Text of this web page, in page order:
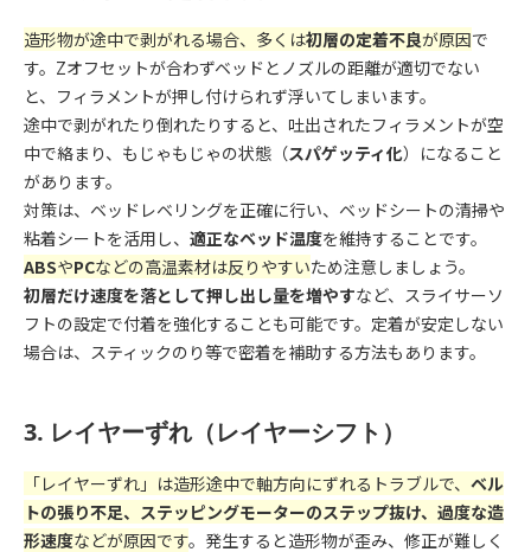
造形物が途中で剥がれる場合、多くは初層の定着不良が原因で
す。Zオフセットが合わずベッドとノズルの距離が適切でない
と、フィラメントが押し付けられず浮いてしまいます。
途中で剥がれたり倒れたりすると、吐出されたフィラメントが空
中で絡まり、もじゃもじゃの状態（スパゲッティ化）になること
があります。
対策は、ベッドレベリングを正確に行い、ベッドシートの清掃や
粘着シートを活用し、 適正なベッド温度を維持することです。
ABSやPCなどの高温素材は反りやすいため注意しましょう。
初層だけ速度を落として押し出し量を増やすなど、スライサーソ
フトの設定で付着を強化することも可能です。定着が安定しない
場合は、スティックのり等で密着を補助する方法もあります。
3. レイヤーずれ（レイヤーシフト）
「レイヤーずれ」は造形途中で軸方向にずれるトラブルで、 ベル
トの張り不足、ステッピングモーターのステップ抜け、過度な造
形速度などが原因です。発生すると造形物が歪み、修正が難しく